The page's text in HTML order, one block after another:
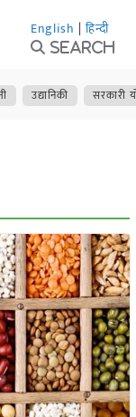
English | हिन्दी
Search
उद्यानिकी सरकारी